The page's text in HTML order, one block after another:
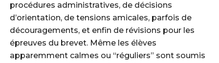
procédures administratives, de décisions
d’orientation, de tensions amicales, parfois de
découragements, et enfin de révisions pour les
épreuves du brevet. Même les élèves
apparemment calmes ou “réguliers” sont soumis